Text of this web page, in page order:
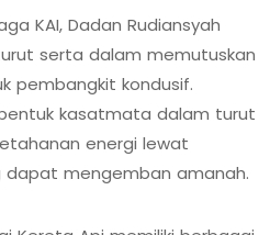
KAI, Dadan Rudiansyah
serta dalam memutuskan
pembangkit kondusif.
kasatmata dalam turut
energi lewat
mengemban amanah.